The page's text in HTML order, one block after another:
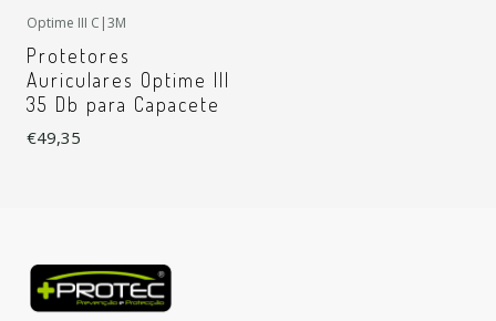
Optime III C |3M
Protetores
Auriculares Optime III
35 Db para Capacete
€49,35